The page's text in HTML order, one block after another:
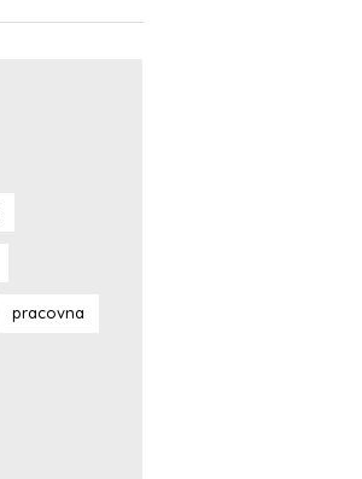
pracovna